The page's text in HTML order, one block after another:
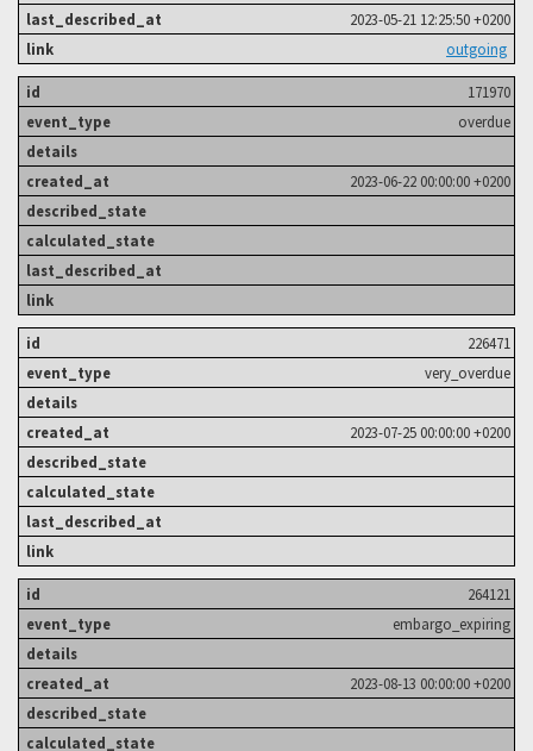
2023-05-21 12:25:50 +0200
outgoing
171970
overdue
2023-06-22 00:00:00 +0200
226471
very_overdue
2023-07-25 00:00:00 +0200
264121
embargo_expiring
2023-08-13 00:00:00 +0200